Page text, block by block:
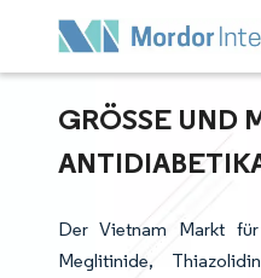
GRÖSSE UND
NTIDIABETIKA
Der Vietnam Markt für
Meglitinide,